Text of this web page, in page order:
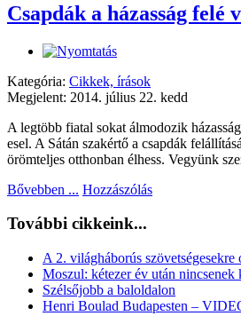
Csapdák a házasság felé
Kategória: Cikkek, írások
Megjelent: 2014. július 22. kedd
A legtöbb fiatal sokat álmodozik
esel. A Sátán szakértő a csapdák
örömteljes otthonban élhess. Vegyünk
Bővebben ... Hozzászólás
További cikkeink...
A 2. világháborús szövetségesekre
Moszul: kétezer év után nincsenek
Szélsőjobb a baloldalon
Henri Boulad Budapesten –